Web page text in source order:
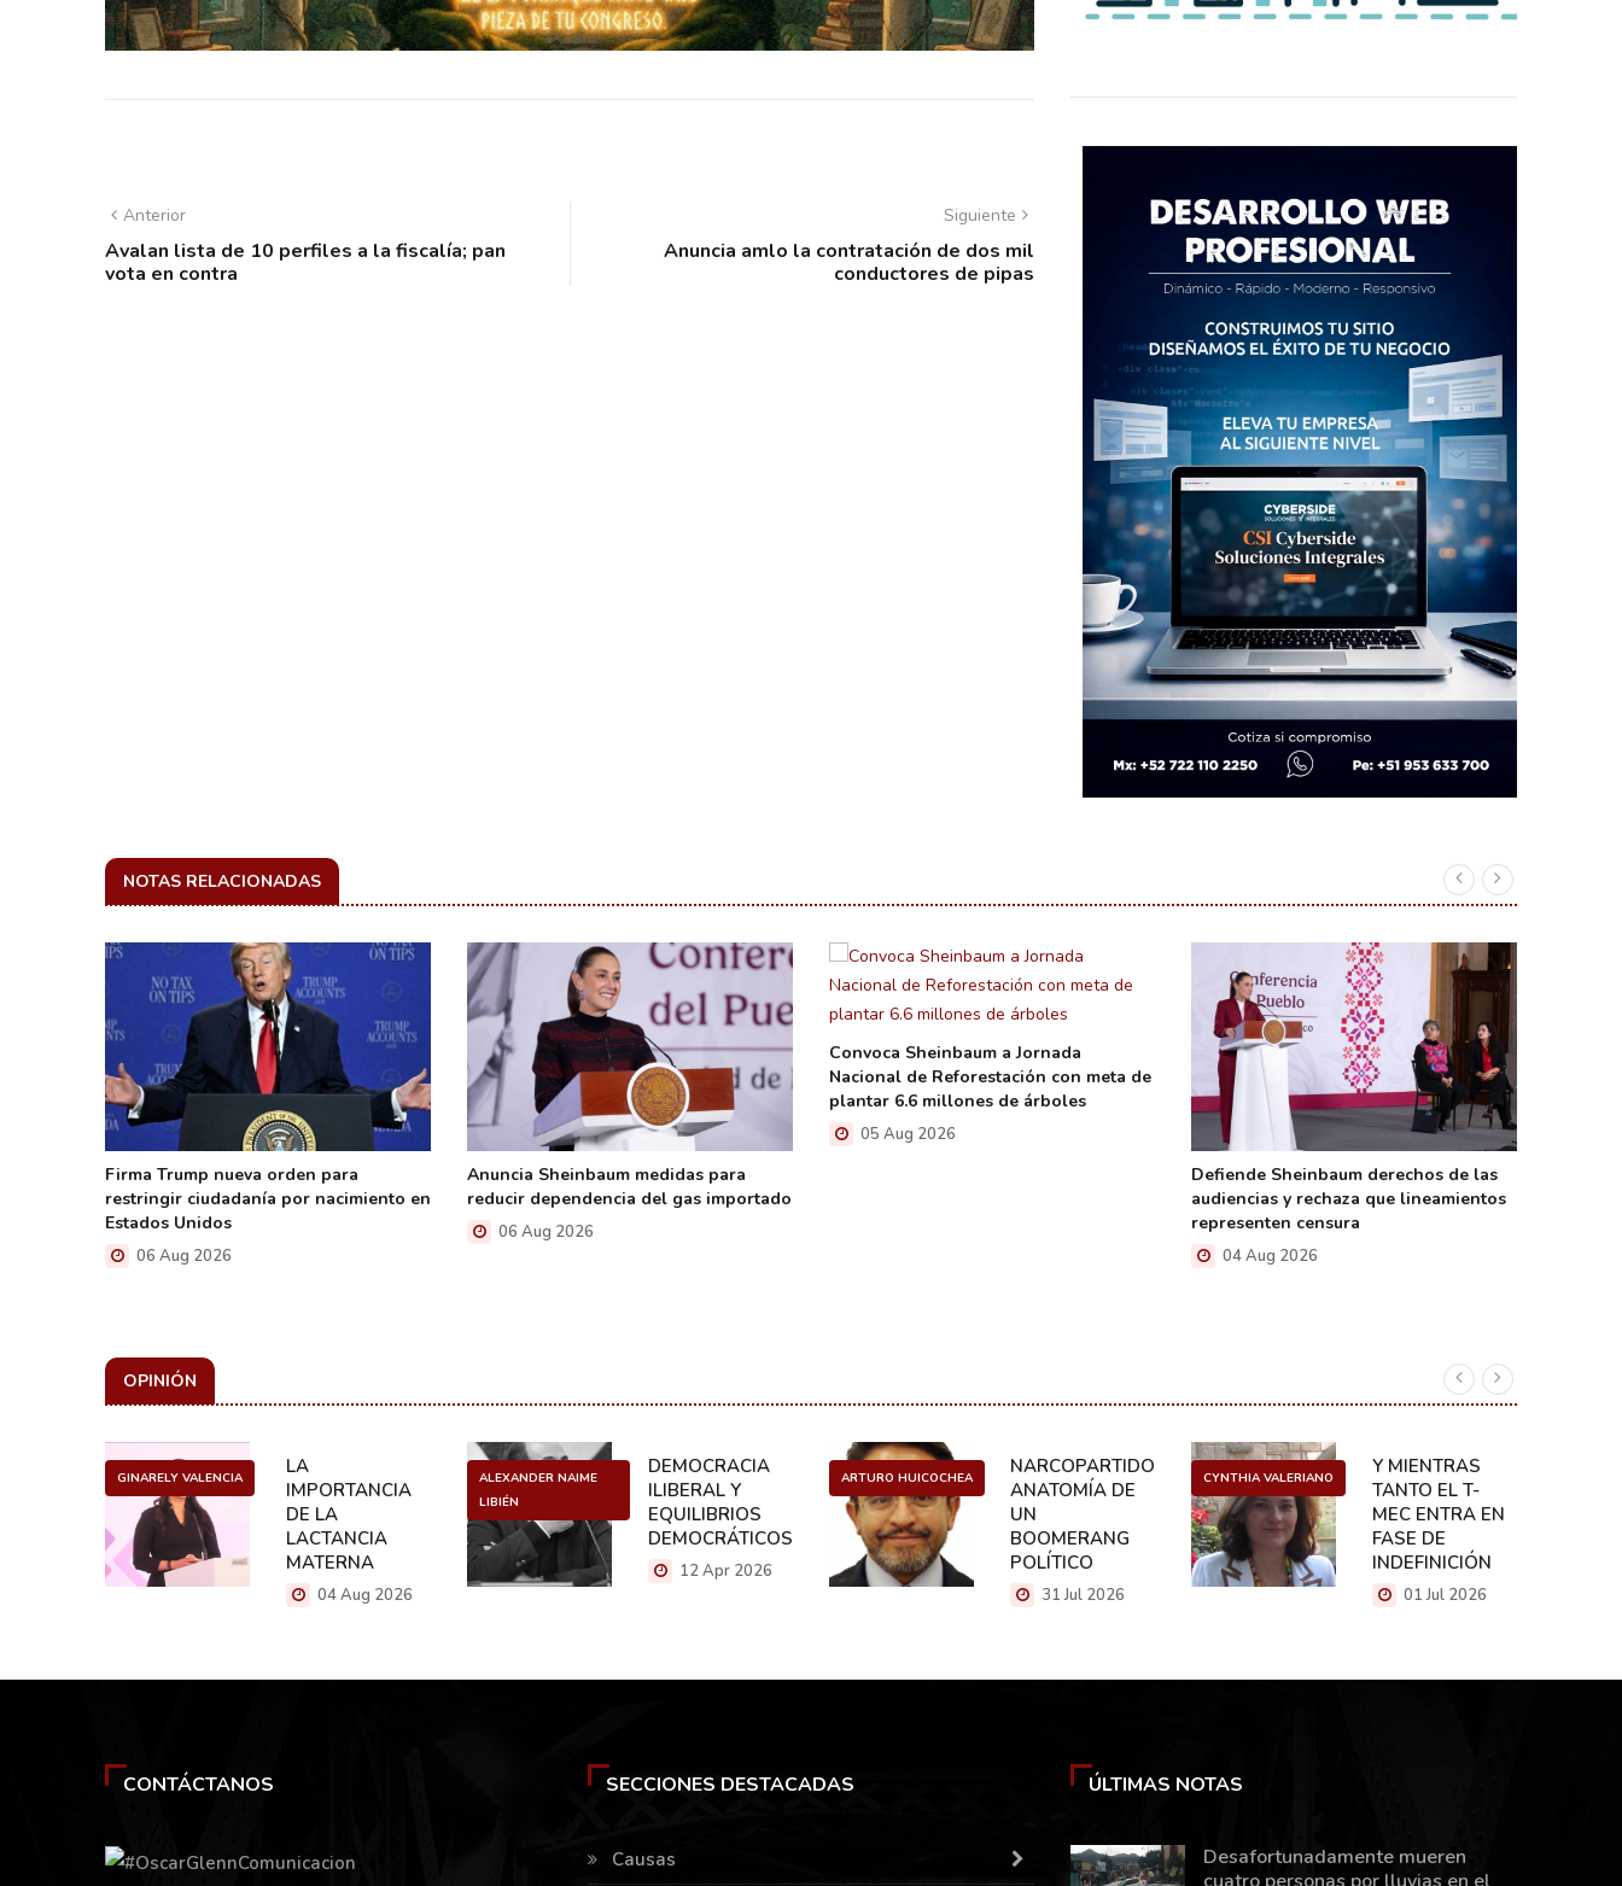
Anterior
Avalan lista de 10 perfiles a la fiscalía; pan
vota en contra
Siguiente
Anuncia amlo la contratación de dos mil
conductores de pipas
NOTAS RELACIONADAS
Firma Trump nueva orden para
restringir ciudadanía por nacimiento en
Estados Unidos
06 Aug 2026
Anuncia Sheinbaum medidas para
reducir dependencia del gas importado
06 Aug 2026
Convoca Sheinbaum a Jornada
Nacional de Reforestación con meta de
plantar 6.6 millones de árboles
05 Aug 2026
Defiende Sheinbaum derechos de las
audiencias y rechaza que lineamientos
representen censura
04 Aug 2026
OPINIÓN
GINARELY VALENCIA
LA
IMPORTANCIA
DE LA
LACTANCIA
MATERNA
04 Aug 2026
ALEXANDER NAIME
LIBIÉN
DEMOCRACIA
ILIBERAL Y
EQUILIBRIOS
DEMOCRÁTICOS
12 Apr 2026
ARTURO HUICOCHEA
NARCOPARTIDO:
ANATOMÍA DE
UN
BOOMERANG
POLÍTICO
31 Jul 2026
CYNTHIA VALERIANO
Y MIENTRAS
TANTO EL T-
MEC ENTRA EN
FASE DE
INDEFINICIÓN
01 Jul 2026
CONTÁCTANOS SECCIONES DESTACADAS
Causas
ÚLTIMAS NOTAS
Desafortunadamente mueren